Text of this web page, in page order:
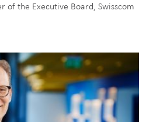
of the Executive Board, Swisscom